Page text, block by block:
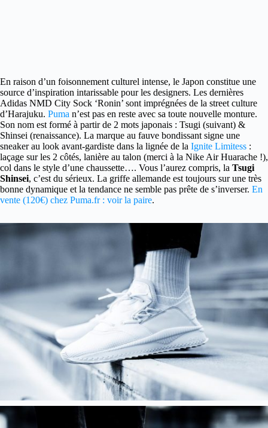
En raison d’un foisonnement culturel intense, le Japon constitue une
source d’inspiration intarissable pour les designers. Les dernières
Adidas NMD City Sock ‘Ronin’ sont imprégnées de la street culture
d’Harajuku. Puma n’est pas en reste avec sa toute nouvelle monture.
Son nom est formé à partir de 2 mots japonais : Tsugi (suivant) &
Shinsei (renaissance). La marque au fauve bondissant signe une
sneaker au look avant-gardiste dans la lignée de la Ignite Limitess :
laçage sur les 2 côtés, lanière au talon (merci à la Nike Air Huarache !),
col dans le style d’une chaussette…. Vous l’aurez compris, la Tsugi
Shinsei, c’est du sérieux. La griffe allemande est toujours sur une très
bonne dynamique et la tendance ne semble pas prête de s’inverser. En
vente (120€) chez Puma.fr : voir la paire.